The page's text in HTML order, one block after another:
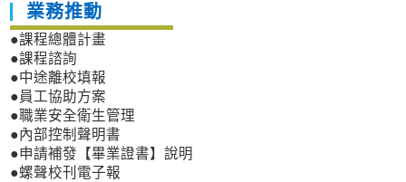
業務推動
●課程總體計畫
●課程諮詢
●中途離校填報
●員工協助方案
●職業安全衛生管理
●內部控制聲明書
●申請補發【畢業證書】說明
●螺聲校刊電子報